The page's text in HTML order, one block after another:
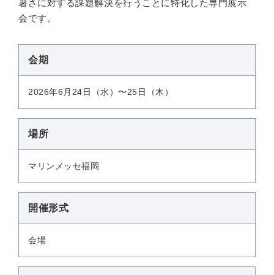
暑さに対する課題解決を行うことに特化した専門展示
会です。
会期
2026年6月24日（水）〜25日（木）
場所
マリンメッセ福岡
開催形式
会場